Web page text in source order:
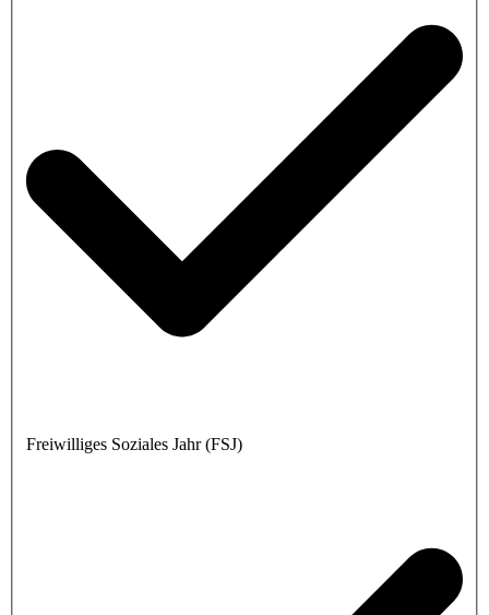
Freiwilliges Soziales Jahr (FSJ)